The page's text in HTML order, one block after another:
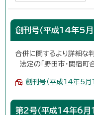
創刊号（平成14年5月
合併に関するより詳細な
法定の「野田市・関宿
創刊号（平成14年5月
第2号（平成14年6月